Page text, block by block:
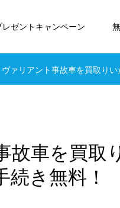
レゼントキャンペーン
ァリアント事故車を買取り
故車を買取
き無料！